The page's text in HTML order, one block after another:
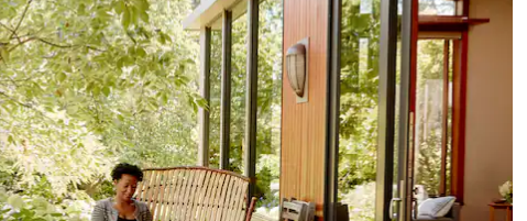
lart e poshtë ose eksploro duke prekur ose duke lëvizur ekranin.